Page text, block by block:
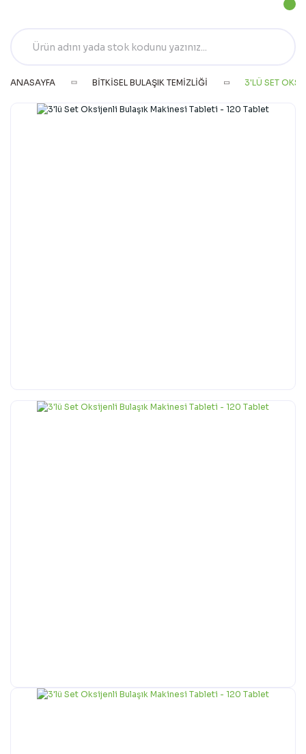
ANASAYFA BITKISEL BULAŞIK TEMIZLIĞI 3'LÜ SET